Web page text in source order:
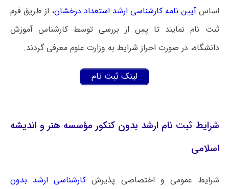
اساسآیین نامه کارشناسی ارشد استعداد درخشان، از طریق فرم
ثبت نام نمایند تا پس از بررسی توسط کارشناس آموزش
دانشگاه، در صورت احراز شرایط به وزارت علوم معرفی گردند.
لینک ثبت نام
شرایط ثبت نام ارشد بدون کنکور مؤسسه هنر و اندیشه
اسلامی
شرایط عمومی و اختصاصی پذیرش کارشناسی ارشد بدون